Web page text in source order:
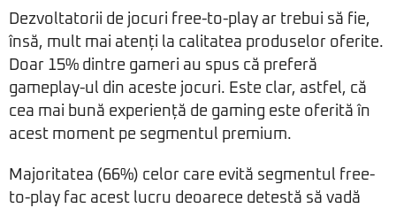
Dezvoltatorii de jocuri free-to-play ar trebui să fie,
însă, mult mai atenți la calitatea produselor oferite.
Doar 15% dintre gameri au spus că preferă
gameplay-ul din aceste jocuri. Este clar, astfel, că
cea mai bună experiență de gaming este oferită în
acest moment pe segmentul premium.
Majoritatea (66%) celor care evită segmentul free-
to-play fac acest lucru deoarece detestă să vadă